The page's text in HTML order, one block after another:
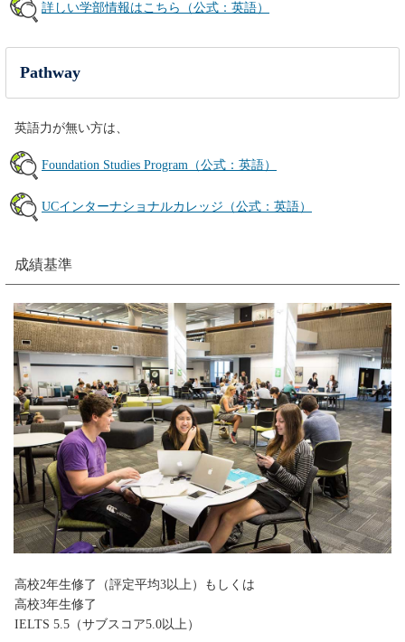
詳しい学部情報はこちら（公式：英語）
Pathway
英語力が無い方は、
Foundation Studies Program（公式：英語）
UCインターナショナルカレッジ（公式：英語）
成績基準
高校2年生修了（評定平均3以上）もしくは
高校3年生修了
IELTS 5.5（サブスコア5.0以上）